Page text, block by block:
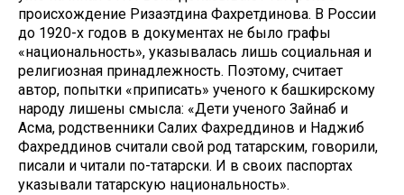
происхождение Ризаэтдина Фахретдинова. В России
до 1920-х годов в документах не было графы
«национальность», указывалась лишь социальная и
религиозная принадлежность. Поэтому, считает
автор, попытки «приписать» ученого к башкирскому
народу лишены смысла: «Дети ученого Зайнаб и
Асма, родственники Салих Фахреддинов и Наджиб
Фахреддинов считали свой род татарским, говорили,
писали и читали по-татарски. И в своих паспортах
указывали татарскую национальность».